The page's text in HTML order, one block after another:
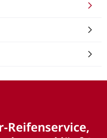
Reifenservice,